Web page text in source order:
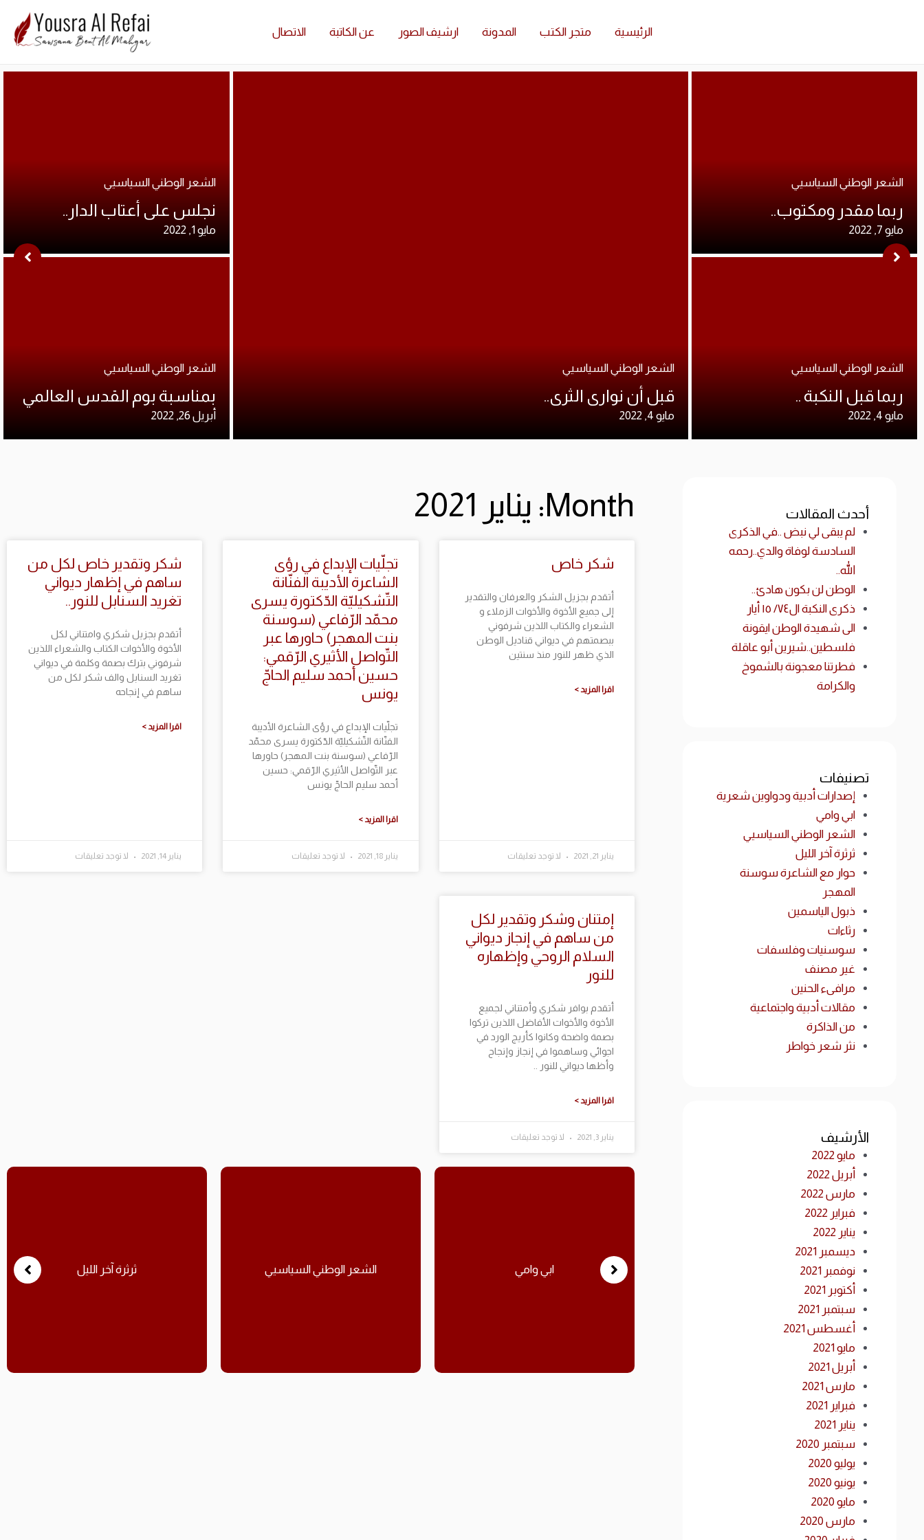
الرئيسية متجر الكتب المدونة ارشيف الصور عن الكاتبة الاتصال
الشعر الوطني السياسيي
ربما مقدر ومكتوب..
مايو 7, 2022
الشعر الوطني السياسيي
ربما قبل النكبة ..
مايو 4, 2022
الشعر الوطني السياسيي
قبل أن نوارى الثرى..
مايو 4, 2022
الشعر الوطني السياسيي
نجلس على أعتاب الدار..
مايو 1, 2022
الشعر الوطني السياسيي
بمناسبة بوم القدس العالمي
أبريل 26, 2022
أحدث المقالات
لم يبقى لي نبض ..في الذكرى
السادسة لوفاة والدي..رحمه
الله..
الوطن لن بكون هادئ..
ذكرى النكبة ال٧٤/ ١٥ أيار
الى شهيدة الوطن ايقونة
فلسطين..شيرين أبو عاقلة
فطرتنا معجونة بالشموخ
والكرامة
تصنيفات
إصدارات أدبية ودواوين شعرية
ابي وامي
الشعر الوطني السياسيي
ثرثرة آخر الليل
حوار مع الشاعرة سوسنة
المهجر
ذبول الياسمين
رثاءات
سوسنيات وفلسفات
غير مصنف
مرافىء الحنين
مقالات أدبية واجتماعية
من الذاكرة
نثر شعر خواطر
الأرشيف
مايو 2022
أبريل 2022
مارس 2022
فبراير 2022
يناير 2022
ديسمبر 2021
نوفمبر 2021
أكتوبر 2021
سبتمبر 2021
أغسطس 2021
مايو 2021
أبريل 2021
مارس 2021
فبراير 2021
يناير 2021
سبتمبر 2020
يوليو 2020
يونيو 2020
مايو 2020
مارس 2020
Month: يناير 2021
شكر خاص
أتقدم بجزيل الشكر والعرفان والتقدير
إلى جميع الأخوة والأخوات الزملاء و
الشعراء والكتاب اللذين شرفوني
ببصمتهم في ديواني قناديل الوطن
الذي ظهر للنور منذ سنتين
اقرا المزيد >
يناير 21, 2021 لا توجد تعليقات
تجلّيات الإبداع في رؤى
الشاعرة الأديبة الفنّانة
التّشكيليّة الدّكتورة يسرى
محمّد الرّفاعي (سوسنة
بنت المهجر) حاورها عبر
التّواصل الأثيري الرّقمي:
حسين أحمد سليم الحاجّ
يونس
تجلّيات الإبداع في رؤى الشاعرة الأديبة
الفنّانة التّشكيليّة الدّكتورة يسرى محمّد
الرّفاعي (سوسنة بنت المهجر) حاورها
عبر التّواصل الأثيري الرّقمي: حسين
أحمد سليم الحاجّ يونس
اقرا المزيد >
يناير 18, 2021 لا توجد تعليقات
شكر وتقدير خاص لكل من
ساهم في إظهار ديواني
تغريد السنابل للنور..
أتقدم بجزيل شكري وامتناني لكل
الأخوة والأخوات الكتاب والشعراء اللذين
شرفوني بترك بصمة وكلمة في ديواني
تغريد السنابل والف شكر لكل من
ساهم في إنجاحه
اقرا المزيد >
يناير 14, 2021 لا توجد تعليقات
إمتنان وشكر وتقدير لكل
من ساهم في إنجاز ديواني
السلام الروحي وإظهاره
للنور
أتقدم بوافر شكري وأمتناني لجميع
الأخوة والأخوات الأفاضل اللذين تركوا
بصمة واضحة وكانوا كأريج الورد في
اجوائي وساهموا في إنجاز وإنجاح
وأظها ديواني للنور ..
اقرا المزيد >
يناير 3, 2021 لا توجد تعليقات
إصدارات أدبية ودواوين شعرية ابي وامي الشعر الوطني السياسيي ثرثرة آخر الليل
Cart
ارشيف